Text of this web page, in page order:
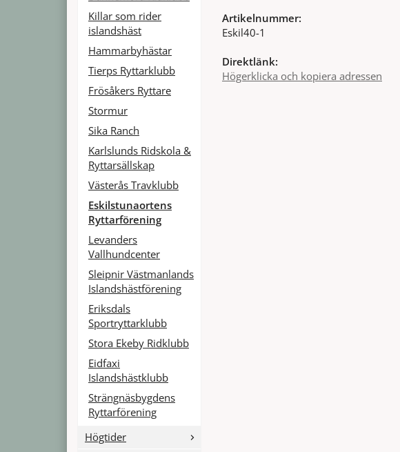
Killar som rider
islandshäst
Hammarbyhästar
Tierps Ryttarklubb
Frösåkers Ryttare
Stormur
Sika Ranch
Karlslunds Ridskola &
Ryttarsällskap
Västerås Travklubb
Eskilstunaortens
Ryttarförening
Levanders
Vallhundcenter
Sleipnir Västmanlands
Islandshästförening
Eriksdals
Sportryttarklubb
Stora Ekeby Ridklubb
Eidfaxi
Islandshästklubb
Strängnäsbygdens
Ryttarförening
Högtider
Artikelnummer:
Eskil40-1
Direktlänk:
Högerklicka och kopiera adressen